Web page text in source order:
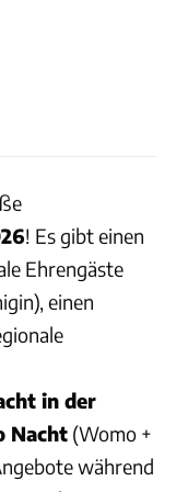
! Es gibt einen
Ehrengäste
einen
in der
Nacht (Womo +
während